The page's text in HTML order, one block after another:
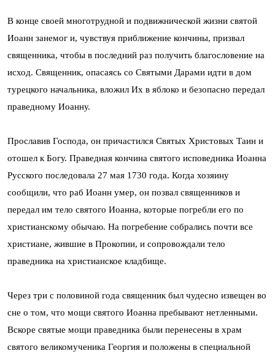
В конце своей многотрудной и подвижнической жизни святой
Иоанн занемог и, чувствуя приближение кончины, призвал
священника, чтобы в последний раз получить благословение на
исход. Священник, опасаясь со Святыми Дарами идти в дом
турецкого начальника, вложил Их в яблоко и безопасно передал
праведному Иоанну.
Прославив Господа, он причастился Святых Христовых Таин и
отошел к Богу. Праведная кончина святого исповедника Иоанна
Русского последовала 27 мая 1730 года. Когда хозяину
сообщили, что раб Иоанн умер, он позвал священников и
передал им тело святого Иоанна, которые погребли его по
христианскому обычаю. На погребение собрались почти все
христиане, жившие в Прокопии, и сопровождали тело
праведника на христианское кладбище.
Через три с половиной года священник был чудесно извещен во
сне о том, что мощи святого Иоанна пребывают нетленными.
Вскоре святые мощи праведника были перенесены в храм
святого великомученика Георгия и положены в специальной